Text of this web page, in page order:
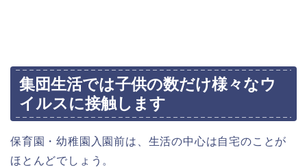
集団生活では子供の数だけ様々なウ
イルスに接触します
保育園・幼稚園入園前は、生活の中心は自宅のことが
ほとんどでしょう。